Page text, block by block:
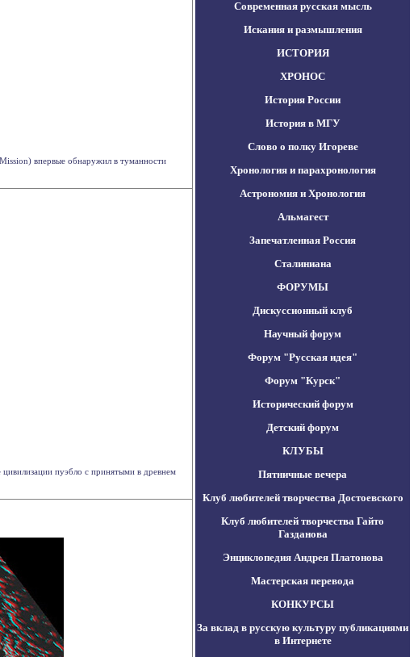
впервые обнаружил в туманности
пуэбло с принятыми в древнем
Современная русская мысль
Искания и размышления
ИСТОРИЯ
ХРОНОС
История России
История в МГУ
Слово о полку Игореве
Хронология и парахронология
Астрономия и Хронология
Альмагест
Запечатленная Россия
Сталиниана
ФОРУМЫ
Дискуссионный клуб
Научный форум
Форум "Русская идея"
Форум "Курск"
Исторический форум
Детский форум
КЛУБЫ
Пятничные вечера
Клуб любителей творчества Достоевского
Клуб любителей творчества Гайто
Газданова
Энциклопедия Андрея Платонова
Мастерская перевода
КОНКУРСЫ
За вклад в русскую культуру публикациями
в Интернете